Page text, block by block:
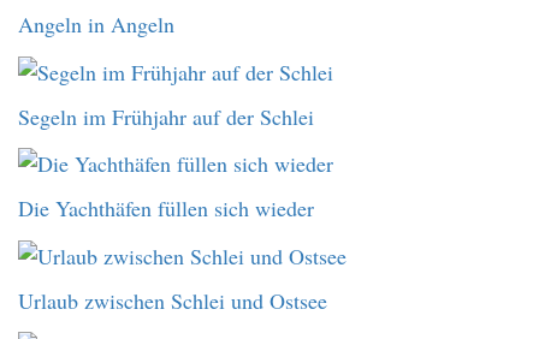
Angeln in Angeln
Segeln im Frühjahr auf der Schlei
Die Yachthäfen füllen sich wieder
Urlaub zwischen Schlei und Ostsee